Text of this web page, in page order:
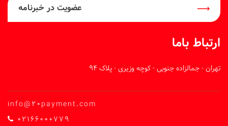
عضویت در خبرنامه
ارتباط باما
تهران - جمالزاده جنوبی - کوچه وزیری - پلاک 94
info@20payment.com
02166000779